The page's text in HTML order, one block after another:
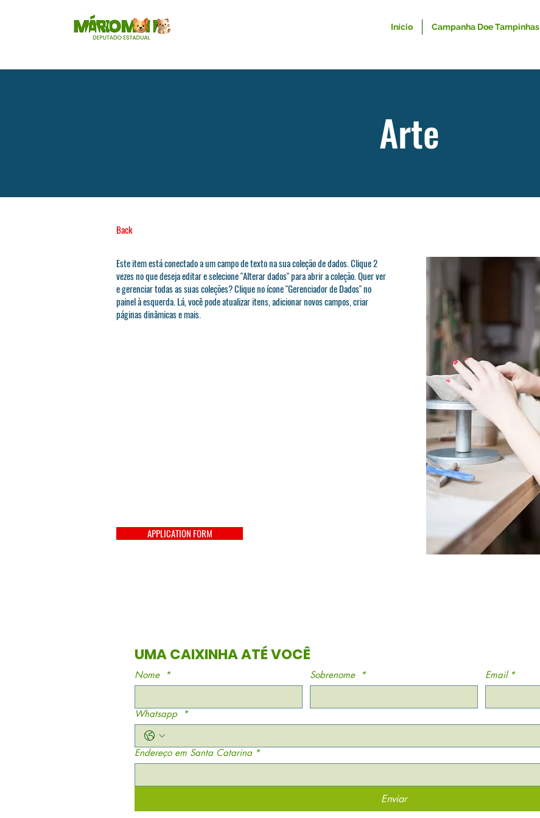
Início Campanha Doe Tampinhas
Arte
Back
Este item está conectado a um campo de texto na sua coleção de dados. Clique 2
vezes no que deseja editar e selecione "Alterar dados" para abrir a coleção. Quer ver
e gerenciar todas as suas coleções? Clique no ícone "Gerenciador de Dados" no
painel à esquerda. Lá, você pode atualizar itens, adicionar novos campos, criar
páginas dinâmicas e mais.
APPLICATION FORM
Nome * Sobrenome * Email *
Whatsapp *
Endereço em Santa Catarina *
Enviar